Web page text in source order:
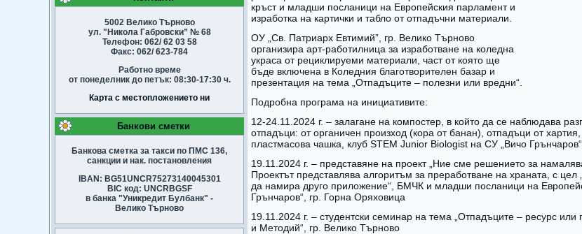
5002 Велико Търново
ул. "Никола Габровски” № 68
Телефон: 062/ 62 03 58
Факс: 062/ 623-784
Работно време
от понеделник до петък: 08:30-17:30 ч.
Карта с местопложението ни
Банкови сметки
Банкова сметка за такси по ПМС 136,
санкции и нак. постановления
IBAN: BG51UNCR75273140045301
BIC код: UNCRBGSF
в банка "Уникредит Булбанк" -
Велико Търново
кръст и младши посланици на Европейския парламент и
изработка на картички и табло от отпадъчни материали.
ОУ „Св. Патриарх Евтимий”, гр. Велико Търново
организира арт-работилница за изработване на коледна
украса от рециклируеми материали, част от която ще
бъде включена в Коледния благотворителен базар и
презентация на тема „Отпадъците – полезни или вредни“.
Подробна програма на инициативите:
12-24.11.2024 г. – залагане на компостер, в който да се наблюдава
отпадъци: от органичен произход (кора от банан), отпадъци от
пластмасова чашка, клуб STEM Junior Biologist на СУ „Вичо
19.11.2024 г. – представяне на проект „Ние сме решението за
Проектът представлява алгоритъм за преработване на храната, с
да намира друго приложение“, БМЧК и младши посланици на
Грънчаров“, гр. Горна Оряховица
19.11.2024 г. – студентски семинар на тема „Отпадъците – ресурс
и Методий“, гр. Велико Търново